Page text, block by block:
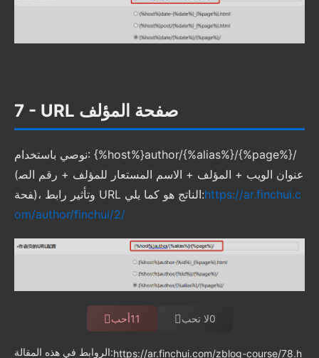
7 - URL صفحة المؤلف
نوصي باستخدام: {%host%}author/{%alias%}/{%page%}/
(عنوان الويب + المؤلف + الاسم المستعار للمؤلف + رقم الص
فحة)، وتأثير رابط URL الناتج هو كما يلي:https://ar.finchui.c
om/author/finchui/2/
أحب11 لا تحب0
الروابط في هذه المقالة:https://ar.finchui.com/zblog-course/78.h